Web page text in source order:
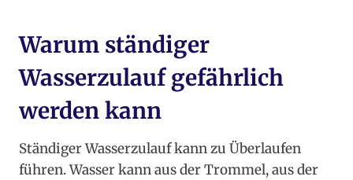
Warum ständiger
Wasserzulauf gefährlich
werden kann
Ständiger Wasserzulauf kann zu Überlaufen
führen. Wasser kann aus der Trommel, aus der